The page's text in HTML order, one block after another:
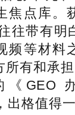
焦点库。
往带有明
频等材料
有和承担
《GEO
出格值得